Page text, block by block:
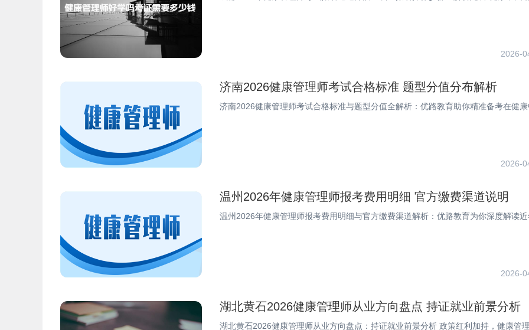
2026-
济南2026健康管理师考试合格标准 题型分值分布解析
济南2026健康管理师考试合格标准与题型分值全解析：优路教育助你精准备考在健
2026-
温州2026年健康管理师报考费用明细 官方缴费渠道说明
温州2026年健康管理师报考费用明细与官方缴费渠道解析：优路教育为你深度解读
2026-
湖北黄石2026健康管理师从业方向盘点 持证就业前景分析
湖北黄石2026健康管理师从业方向盘点：持证就业前景分析 政策红利加持，健康管